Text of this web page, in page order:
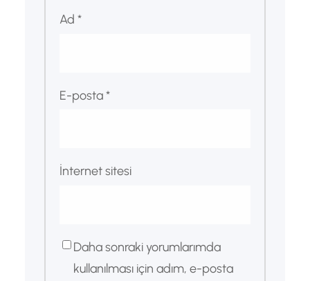
Ad *
E-posta*
İnternet sitesi
Daha sonraki yorumlarımda
kullanılması için adım, e-posta